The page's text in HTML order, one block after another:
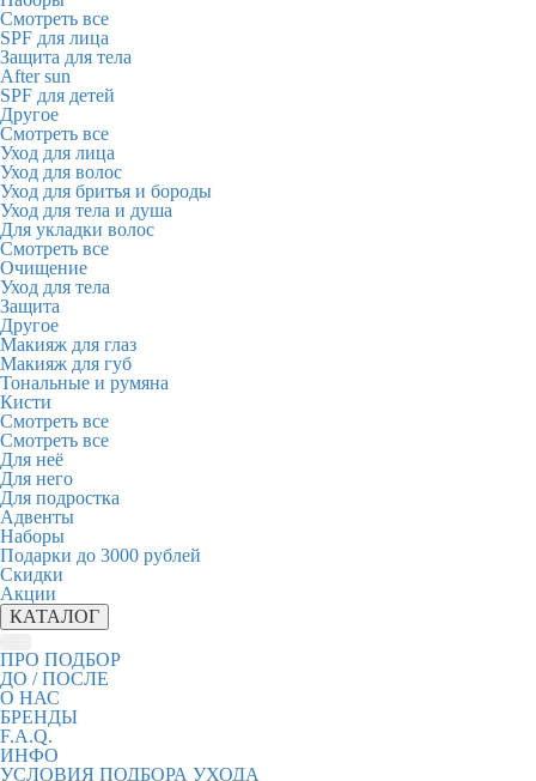
Смотреть все
SPF для лица
Защита для тела
After sun
SPF для детей
Другое
Смотреть все
Уход для лица
Уход для волос
Уход для бритья и бороды
Уход для тела и душа
Для укладки волос
Смотреть все
Очищение
Уход для тела
Защита
Другое
Макияж для глаз
Макияж для губ
Тональные и румяна
Кисти
Смотреть все
Смотреть все
Для неё
Для него
Для подростка
Адвенты
Наборы
Подарки до 3000 рублей
Скидки
Акции
КАТАЛОГ
ПРО ПОДБОР
ДО / ПОСЛЕ
О НАС
БРЕНДЫ
F.A.Q.
ИНФО
УСЛОВИЯ ПОДБОРА УХОДА